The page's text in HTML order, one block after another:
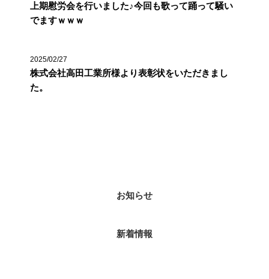
上期慰労会を行いました♪今回も歌って踊って騒い
でますｗｗｗ
2025/02/27
株式会社高田工業所様より表彰状をいただきまし
た。
お知らせ
新着情報